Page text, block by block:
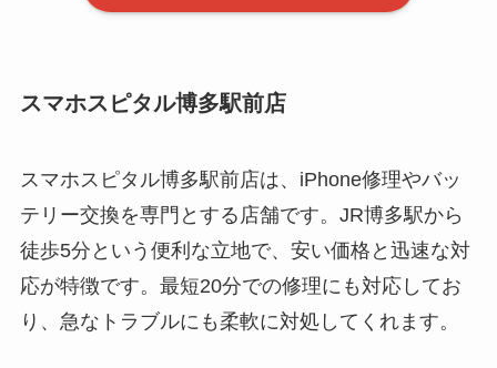
スマホスピタル博多駅前店
スマホスピタル博多駅前店は、iPhone修理やバッ
テリー交換を専門とする店舗です。JR博多駅から
徒歩5分という便利な立地で、安い価格と迅速な対
応が特徴です。最短20分での修理にも対応してお
り、急なトラブルにも柔軟に対処してくれます。